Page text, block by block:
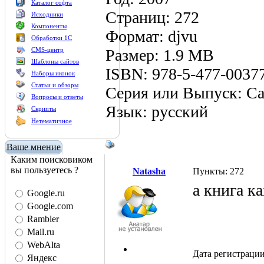
Каталог софта
Исходники
Компоненты
Обработки 1С
CMS-центр
Шаблоны сайтов
Наборы иконок
Статьи и обзоры
Вопросы и ответы
Скрипты
Нетематичное
Ваше мнение
Каким поисковиком
вы пользуетесь ?
Google.ru
Google.com
Rambler
Mail.ru
WebAlta
Яндекс
Страниц: 272
Формат: djvu
Размер: 1.9 MB
ISBN: 978-5-477-
Серия или Выпуск:
Язык: русский
Natasha Пункты: 272
а книга
Дата